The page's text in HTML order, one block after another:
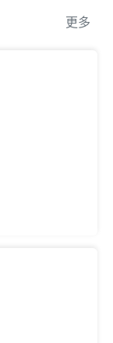
更多